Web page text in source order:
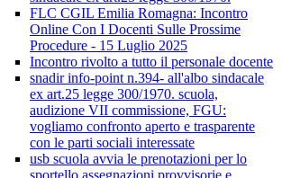
FLC CGIL Emilia Romagna: Incontro
Online Con I Docenti Sulle Prossime
Procedure - 15 Luglio 2025
Incontro rivolto a tutto il personale docente
snadir info-point n.394- all'albo sindacale
ex art.25 legge 300/1970. scuola,
audizione VII commissione, FGU:
vogliamo confronto aperto e trasparente
con le parti sociali interessate
usb scuola avvia le prenotazioni per lo